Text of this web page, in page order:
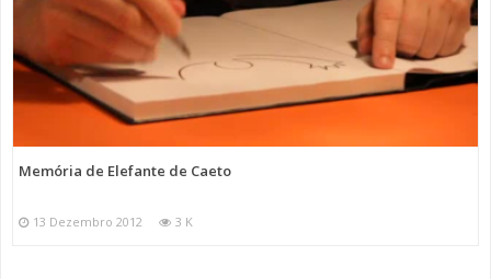
Memória de Elefante de Caeto
13 Dezembro 2012 3 K